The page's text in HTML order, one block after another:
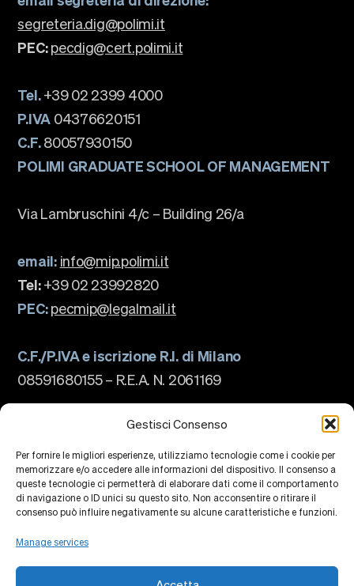
Gestisci Consenso
Per fornire le migliori esperienze, utilizziamo tecnologie come i cookie per
memorizzare e/o accedere alle informazioni del dispositivo. Il consenso a
queste tecnologie ci permetterà di elaborare dati come il comportamento
di navigazione o ID unici su questo sito. Non acconsentire o ritirare il
consenso può influire negativamente su alcune caratteristiche e funzioni.
Manage services
English
Italiano
segreteria.dig@polimi.it
PEC: pecdig@cert.polimi.it
Tel.+39 02 2399 4000
P.IVA 04376620151
C.F.80057930150
POLIMI GRADUATE SCHOOL OF MANAGEMENT
Via Lambruschini 4/c – Building 26/a
email: info@mip.polimi.it
Tel:+39 02 23992820
PEC: pecmip@legalmail.it
C.F./P.IVA e iscrizione R.I. di Milano
08591680155 – R.E.A. N. 2061169
Accreditations
Ranking
Partnership and Membership
Strategic Plan
Sustainability and Impact
Campus
Research
Knowledge Centers
Research Platforms